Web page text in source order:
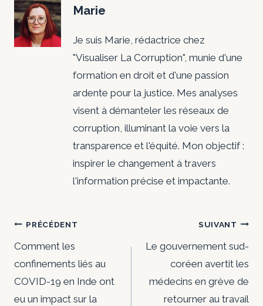
Marie
Je suis Marie, rédactrice chez
"Visualiser La Corruption", munie d'une
formation en droit et d'une passion
ardente pour la justice. Mes analyses
visent à démanteler les réseaux de
corruption, illuminant la voie vers la
transparence et l'équité. Mon objectif :
inspirer le changement à travers
l'information précise et impactante.
Navigation
de
l’article
PRÉCÉDENT
Comment les
confinements liés au
COVID-19 en Inde ont
eu un impact sur la
SUIVANT
Le gouvernement sud-
coréen avertit les
médecins en grève de
retourner au travail